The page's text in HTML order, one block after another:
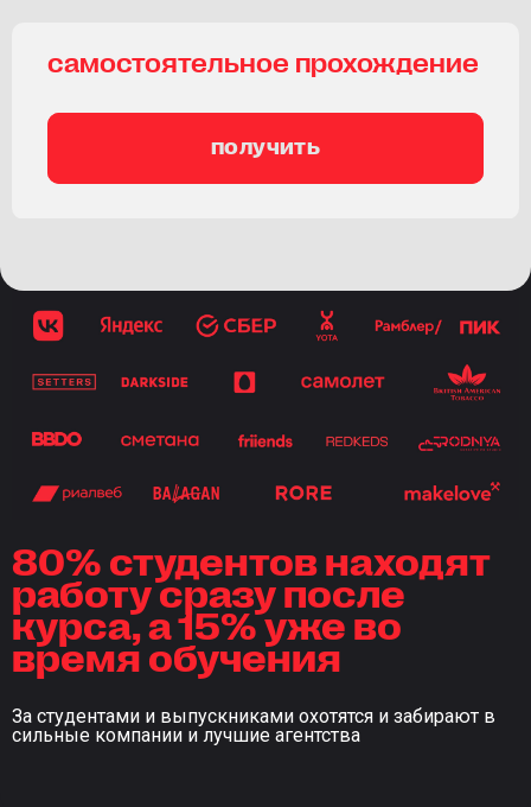
самостоятельное прохождение
получить
80% студентов находят
работу сразу после
курса, а 15% уже во
время обучения
За студентами и выпускниками охотятся и забирают в
сильные компании и лучшие агентства